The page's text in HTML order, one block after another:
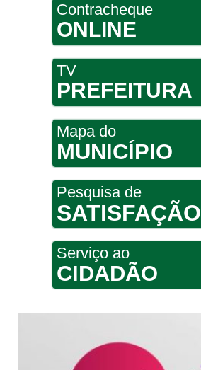
Contracheque
ONLINE
TV
PREFEITURA
Mapa do
MUNICÍPIO
Pesquisa de
SATISFAÇÃO
Serviço ao
CIDADÃO